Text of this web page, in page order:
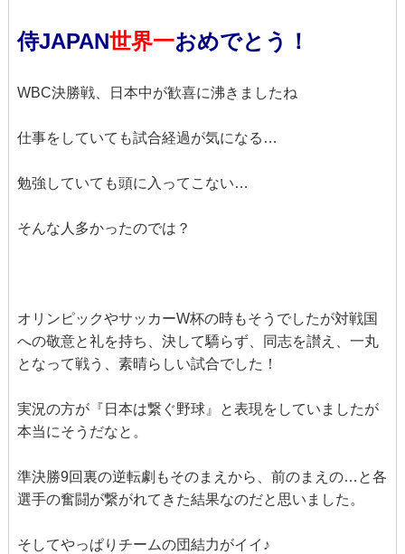
侍JAPAN世界一おめでとう！
WBC決勝戦、日本中が歓喜に沸きましたね
仕事をしていても試合経過が気になる…
勉強していても頭に入ってこない…
そんな人多かったのでは？
オリンピックやサッカーW杯の時もそうでしたが対戦国
への敬意と礼を持ち、決して驕らず、同志を讃え、一丸
となって戦う、素晴らしい試合でした！
実況の方が『日本は繋ぐ野球』と表現をしていましたが
本当にそうだなと。
準決勝9回裏の逆転劇もそのまえから、前のまえの…と各
選手の奮闘が繋がれてきた結果なのだと思いました。
そしてやっぱりチームの団結力がイイ♪